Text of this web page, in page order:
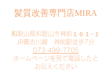
​髪質改善専門店MIRA
​和歌山県和歌山市神前１６１−１
JR貴志川線 神前駅徒歩7分
073-499-7705
​ホームページを見て電話したと
お伝えください